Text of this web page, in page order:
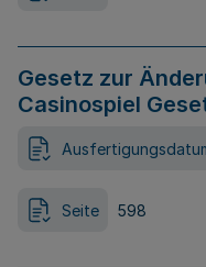
Gesetz zur
Casinospiel
Seite 598